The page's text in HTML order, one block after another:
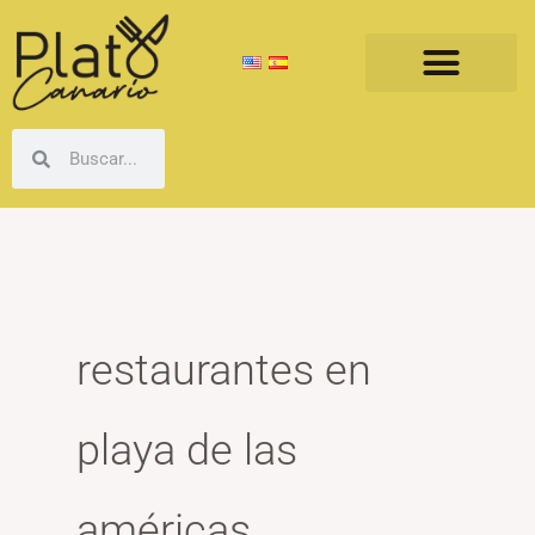
contenido
restaurantes en
playa de las